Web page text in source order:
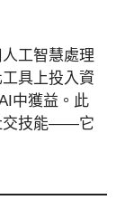
工智慧處理
具上投入資
中獲益。此
交技能——它